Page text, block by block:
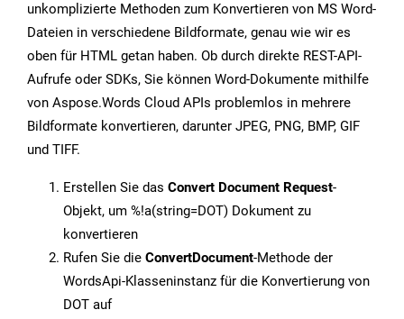
unkomplizierte Methoden zum Konvertieren von MS Word-
Dateien in verschiedene Bildformate, genau wie wir es
oben für HTML getan haben. Ob durch direkte REST-API-
Aufrufe oder SDKs, Sie können Word-Dokumente mithilfe
von Aspose.Words Cloud APIs problemlos in mehrere
Bildformate konvertieren, darunter JPEG, PNG, BMP, GIF
und TIFF.
Erstellen Sie das Convert Document Request-
Objekt, um %!a(string=DOT) Dokument zu
konvertieren
Rufen Sie die ConvertDocument-Methode der
WordsApi-Klasseninstanz für die Konvertierung von
DOT auf